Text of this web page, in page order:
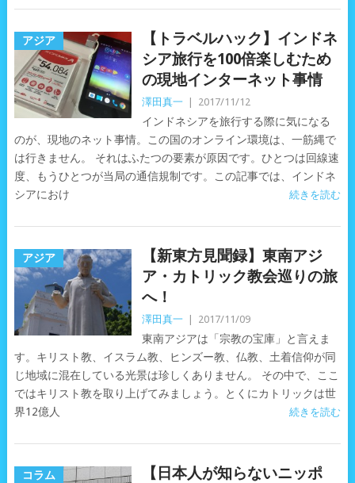
アジア
【トラベルハック】インドネ
シア旅行を100倍楽しむため
の現地インターネット事情
澤田真一 2017/11/12
インドネシアを旅行する際に気になる
のが、現地のネット事情。この国のオンライン環境は、一筋縄で
は行きません。 それはふたつの要素が原因です。ひとつは回線速
度、もうひとつが当局の通信規制です。この記事では、インドネ
シアにおけ
続きを読む
アジア
【新東方見聞録】東南アジ
ア・カトリック教会巡りの旅
へ！
澤田真一 2017/11/09
東南アジアは「宗教の宝庫」と言えま
す。キリスト教、イスラム教、ヒンズー教、仏教、土着信仰が同
じ地域に混在している光景は珍しくありません。 その中で、ここ
ではキリスト教を取り上げてみましょう。とくにカトリックは世
界12億人
続きを読む
コラム 【日本人が知らないニッポ